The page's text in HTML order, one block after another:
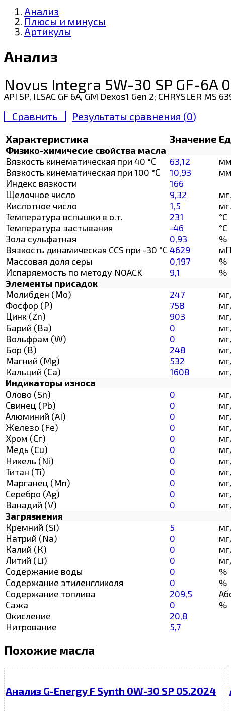
Анализ
Плюсы и минусы
Артикулы
Анализ
Novus Integra 5W-30 SP GF-6A
API SP, ILSAC GF 6A, GM Dexos1 Gen 2; CHRYSLER
Сравнить Результаты сравнения (0)
Характеристика
Значение
Физико-химичесие свойства масла
Вязкость кинематическая при 40 °С
63,12
Вязкость кинематическая при 100 °С
10,93
Индекс вязкости
166
Щелочное число
9,32
Кислотное число
1,5
Температура вспышки в о.т.
231
°C
Температура застывания
-46
°C
Зола сульфатная
0,93
%
Вязкость динамическая CCS при -30 °С4629
Массовая доля серы
0,197
%
Испаряемость по методу NOACK
9,1
%
Элементы присадок
Молибден (Мо)
247
Фосфор (Р)
758
Цинк (Zn)
903
Барий (Ва)
0
Вольфрам (W)
0
Бор (В)
248
Магний (Mg)
532
Кальций (Са)
1608
Индикаторы износа
Олово (Sn)
0
Свинец (Pb)
0
Алюминий (AI)
0
Железо (Fe)
0
Хром (Сг)
0
Медь (Cu)
0
Никель (Ni)
0
Титан (Ti)
0
Марганец (Mn)
0
Серебро (Ag)
0
Ванадий (V)
0
Загрязнения
Кремний (Si)
5
Натрий (Na)
0
Калий (К)
0
Литий (Li)
0
Содержание воды
0
%
Содержание этиленгликоля
0
%
Содержание топлива
209,5
Сажа
0
%
Окисление
20,8
Нитрование
5,7
Похожие масла
Анализ G-Energy F Synth 0W-30 SP 05.2024